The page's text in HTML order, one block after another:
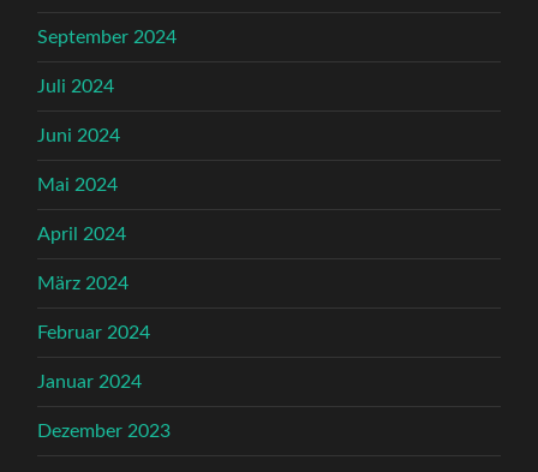
September 2024
Juli 2024
Juni 2024
Mai 2024
April 2024
März 2024
Februar 2024
Januar 2024
Dezember 2023